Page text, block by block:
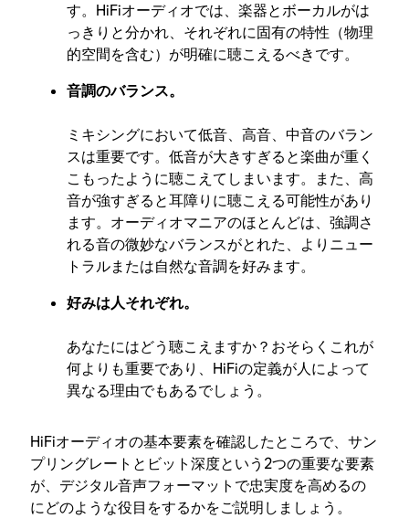
す。HiFiオーディオでは、楽器とボーカルがは
っきりと分かれ、それぞれに固有の特性（物理
的空間を含む）が明確に聴こえるべきです。
音調のバランス。
ミキシングにおいて低音、高音、中音のバラン
スは重要です。低音が大きすぎると楽曲が重く
こもったように聴こえてしまいます。また、高
音が強すぎると耳障りに聴こえる可能性があり
ます。オーディオマニアのほとんどは、強調さ
れる音の微妙なバランスがとれた、よりニュー
トラルまたは自然な音調を好みます。
好みは人それぞれ。
あなたにはどう聴こえますか？おそらくこれが
何よりも重要であり、HiFiの定義が人によって
異なる理由でもあるでしょう。
HiFiオーディオの基本要素を確認したところで、サン
プリングレートとビット深度という2つの重要な要素
が、デジタル音声フォーマットで忠実度を高めるの
にどのような役目をするかをご説明しましょう。